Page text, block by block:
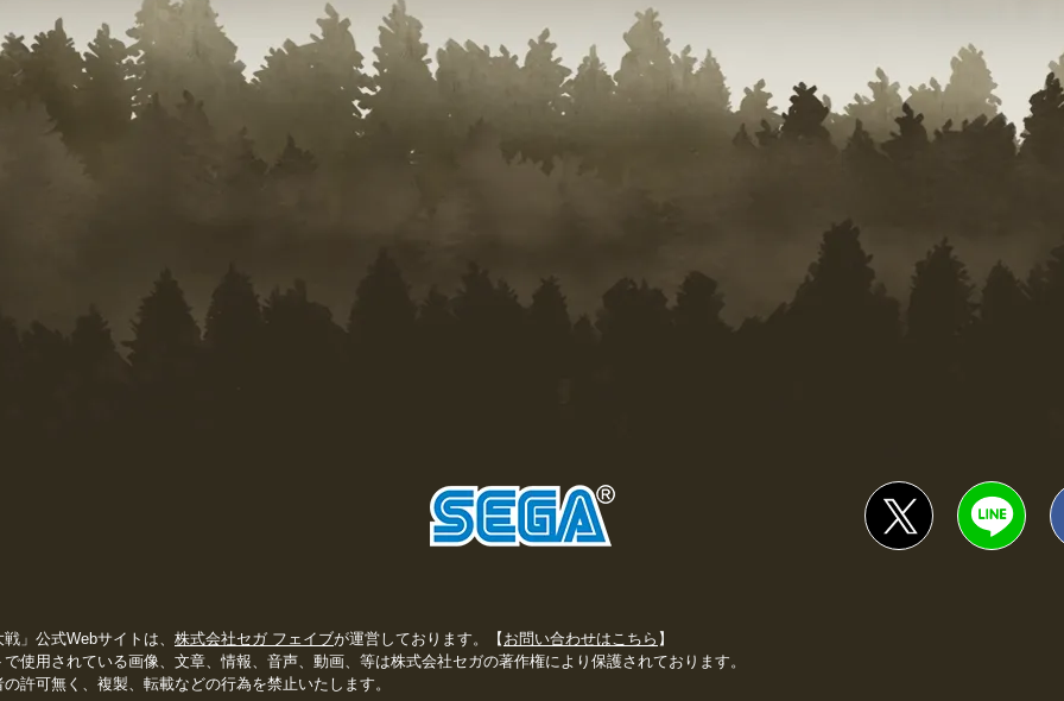
」公式Webサイトは、 株式会社セガ フェイブが運営しております。【 お問い合わせはこちら 】
で使用されている画像、文章、情報、音声、動画、等は株式会社セガの著作権により保護されております。
許可無く、複製、転載などの行為を禁止いたします。